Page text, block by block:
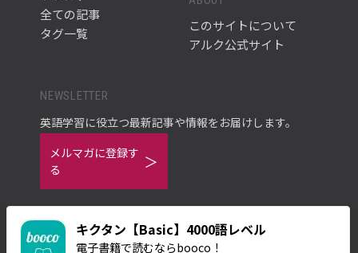
キクタン【Basic】4000語レベル
電子書籍で読むならbooco！
全ての記事
タグ一覧
このサイトについて
アルク公式サイト
NEWSLETTER
英語学習に役立つ最新記事や情報をお届けします。
メルマガに登録す
る